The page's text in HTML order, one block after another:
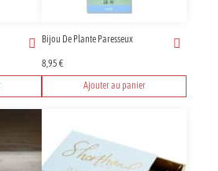
Bijou De Plante Paresseux
8,95 €
Ajouter au panier